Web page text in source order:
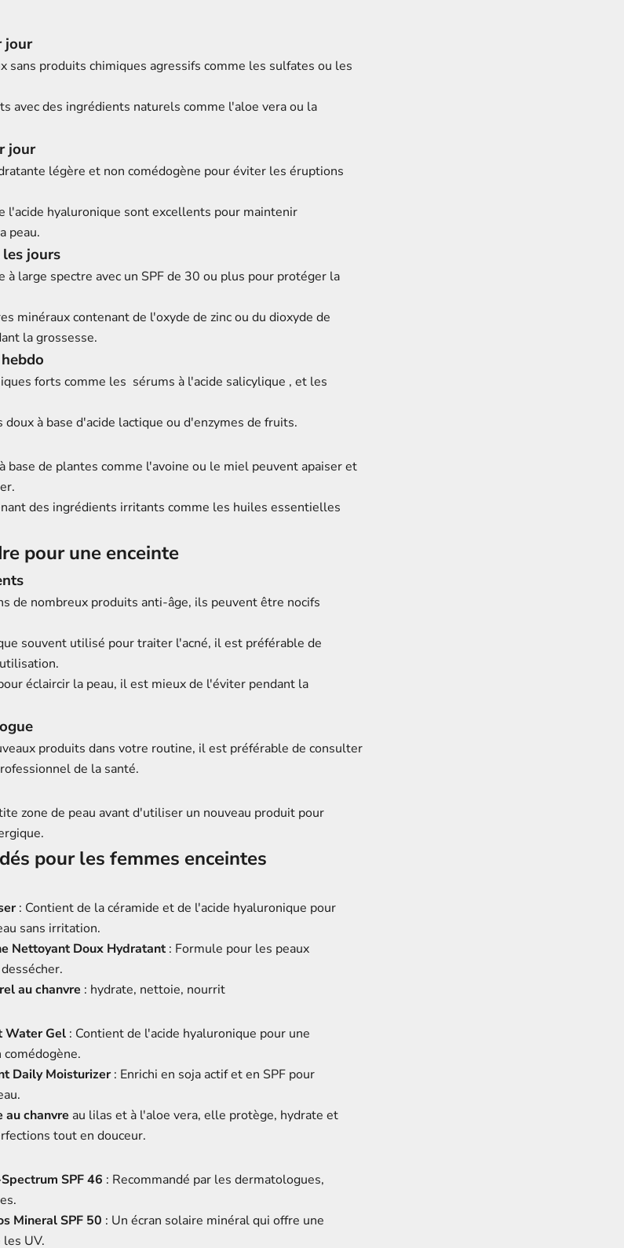
jour
sans produits chimiques agressifs comme les sulfates ou les
avec des ingrédients naturels comme l'aloe vera ou la
jour
légère et non comédogène pour éviter les éruptions
l'acide hyaluronique sont excellents pour maintenir
peau.
jours
à large spectre avec un SPF de 30 ou plus pour protéger la
minéraux contenant de l'oxyde de zinc ou du dioxyde de
la grossesse.
forts comme les sérums à l'acide salicylique , et les
à base d'acide lactique ou d'enzymes de fruits.
base de plantes comme l'avoine ou le miel peuvent apaiser et
des ingrédients irritants comme les huiles essentielles
pour une enceinte
de nombreux produits anti-âge, ils peuvent être nocifs
souvent utilisé pour traiter l'acné, il est préférable de
éclaircir la peau, il est mieux de l'éviter pendant la
produits dans votre routine, il est préférable de consulter
de la santé.
zone de peau avant d'utiliser un nouveau produit pour
pour les femmes enceintes
: Contient de la céramide et de l'acide hyaluronique pour
sans irritation.
Nettoyant Doux Hydratant : Formule pour les peaux
au chanvre : hydrate, nettoie, nourrit
Water Gel : Contient de l'acide hyaluronique pour une
Daily Moisturizer : Enrichi en soja actif et en SPF pour
au chanvre au lilas et à l'aloe vera, elle protège, hydrate et
tout en douceur.
SPF 46 : Recommandé par les dermatologues,
Mineral SPF 50 : Un écran solaire minéral qui offre une
UV.